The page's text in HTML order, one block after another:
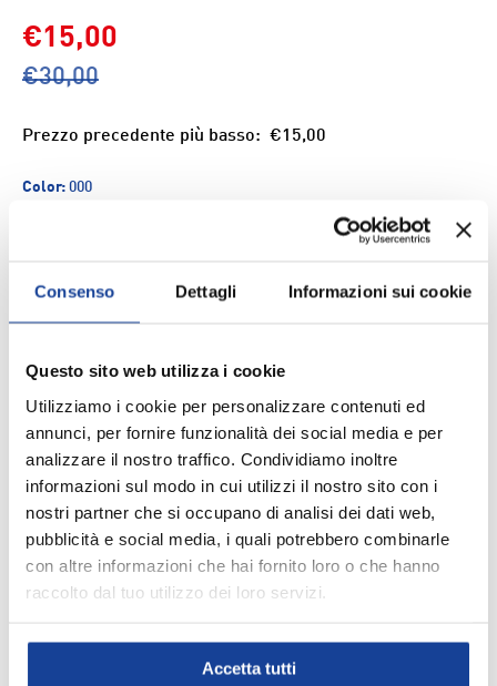
Consenso Dettagli Informazioni sui cookie
Questo sito web utilizza i cookie
Utilizziamo i cookie per personalizzare contenuti ed
annunci, per fornire funzionalità dei social media e per
analizzare il nostro traffico. Condividiamo inoltre
informazioni sul modo in cui utilizzi il nostro sito con i
nostri partner che si occupano di analisi dei dati web,
pubblicità e social media, i quali potrebbero combinarle
con altre informazioni che hai fornito loro o che hanno
raccolto dal tuo utilizzo dei loro servizi.
Accetta tutti
€15,00
€30,00
Prezzo precedente più basso: €15,00
Color: 000
Q.tà
Aggiungi ai Preferiti
Con stile e comfort, l'abbigliamento Nike NBA Max90